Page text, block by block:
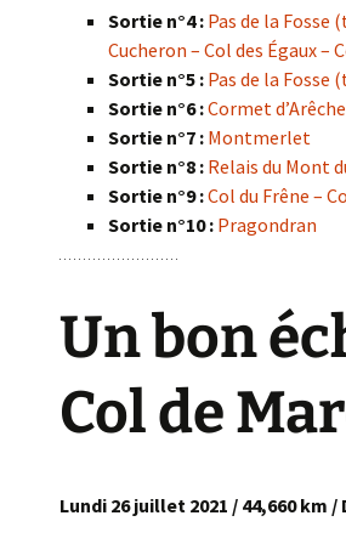
Sortie n°4 : Pas de la Fosse
Cucheron – Col des Égaux –
Sortie n°5 : Pas de la Fosse
Sortie n°6 :Cormet
Sortie n°7 : Montmerlet
Sortie n°8 : Relais du Mont
Sortie n°9 :Col du Frêne –
Sortie n°10 : Pragondran
Un bon
Col de
Lundi 26 juillet 2021 / 44,660 km